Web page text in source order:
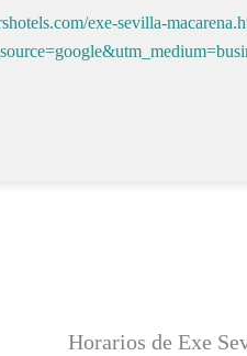
exe-sevilla-
Horarios de Exe